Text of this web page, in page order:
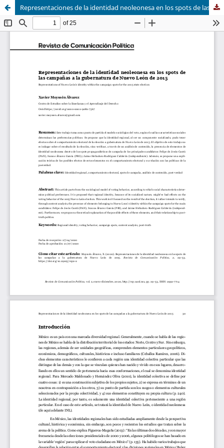
Representaciones de la identidad neoleonesa en los spots de las campañas a la gubernatura de Nuevo León de 2015